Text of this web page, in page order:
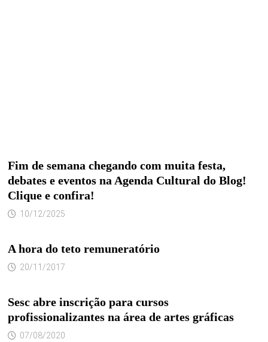
Fim de semana chegando com muita festa,
debates e eventos na Agenda Cultural do Blog!
Clique e confira!
10/12/2025
A hora do teto remuneratório
20/11/2017
Sesc abre inscrição para cursos
profissionalizantes na área de artes gráficas
07/08/2020